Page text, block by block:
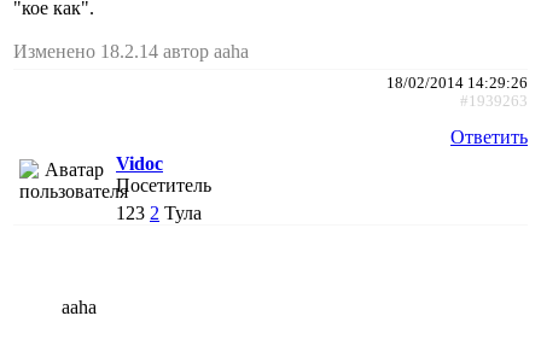
"кое как".
Изменено 18.2.14 автор aaha
18/02/2014 14:29:26
#1939263
Ответить
Vidoc
Посетитель
123 2 Тула
aaha